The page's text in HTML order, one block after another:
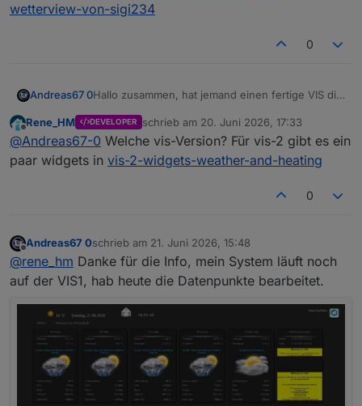
wetterview-von-sigi234
0
Andreas67 0Hallo zusammen, hat jemand einen fertige VIS die
Adapter?
Meine ganze Vis ist durch das update zerstört :(
Hatte so eine ähnliche wie Siggi
https://forum.iobroker.net/topic/20675/projekt-
Offline
Rene_HM DEVELOPER schrieb am 20. Juni 2026, 17:33
zuletzt editiert von
@Andreas67-0 Welche vis-Version? Für vis-2 gibt es ein
paar widgets in vis-2-widgets-weather-and-heating
0
Andreas67 0schrieb am 21. Juni 2026, 15:48
zuletzt editiert von
@rene_hm Danke für die Info, mein System läuft noch
auf der VIS1, hab heute die Datenpunkte bearbeitet.